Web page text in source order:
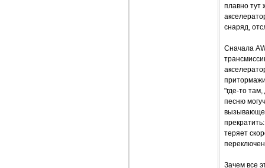
плавно тут
снаряд,
Сначала
"где-то
песню
теряет
Зачем все